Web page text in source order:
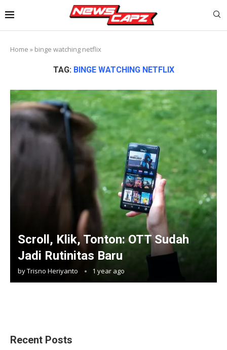
Home » binge watching netflix
TAG: BINGE WATCHING NETFLIX
Scroll, Klik, Tonton: OTT Sudah
Jadi Rutinitas Baru
byTrisno Heriyanto 1 year ago
Recent Posts